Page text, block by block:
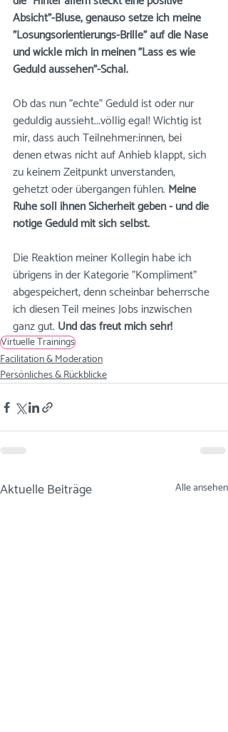
Absicht"-Bluse, genauso setze ich meine
"Lösungsorientierungs-Brille" auf die Nase
und wickle mich in meinen "Lass es wie
Geduld aussehen"-Schal.
Ob das nun "echte" Geduld ist oder nur
geduldig aussieht...völlig egal! Wichtig ist
mir, dass auch Teilnehmer:innen, bei
denen etwas nicht auf Anhieb klappt, sich
zu keinem Zeitpunkt unverstanden,
gehetzt oder übergangen fühlen. Meine
Ruhe soll ihnen Sicherheit geben - und die
nötige Geduld mit sich selbst.
Die Reaktion meiner Kollegin habe ich
übrigens in der Kategorie "Kompliment"
abgespeichert, denn scheinbar beherrsche
ich diesen Teil meines Jobs inzwischen
ganz gut. Und das freut mich sehr!
Virtuelle Trainings
Facilitation & Moderation
Persönliches & Rückblicke
Aktuelle Beiträge Alle ansehen